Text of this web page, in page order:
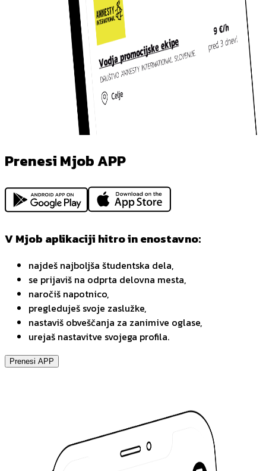
Prenesi Mjob APP
V Mjob aplikaciji hitro in enostavno:
najdeš najboljša študentska dela,
se prijaviš na odprta delovna mesta,
naročiš napotnico,
pregleduješ svoje zaslužke,
nastaviš obveščanja za zanimive oglase,
urejaš nastavitve svojega profila.
Prenesi APP